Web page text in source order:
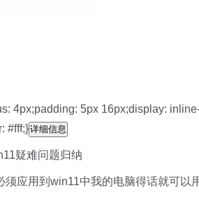
4px;padding: 5px 16px;display:
#fff;}详细信息
疑难问题归纳
须应用到win11中我的电脑得话就可以